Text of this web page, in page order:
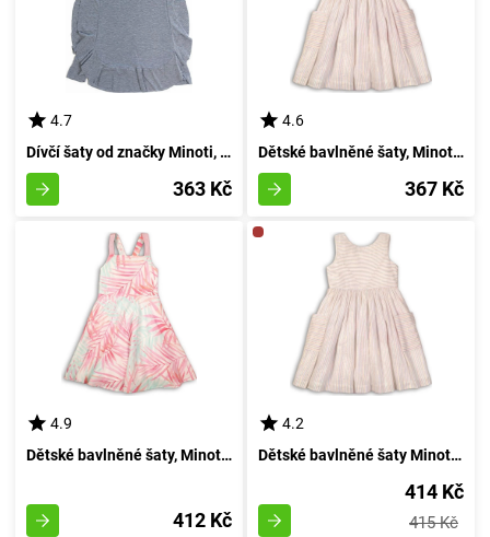
4.7
Dívčí šaty od značky Minoti, model Wilderness 4, barva šedá - velikost 152/158 | pro věk 12/13 let
363 Kč
4.6
Dětské bavlněné šaty, Minoti, Island 3, bílé barvy - velikost 98/104 | pro věk 3-4 let
367 Kč
4.9
Dětské bavlněné šaty, Minoti, Island 5, pro dívku - velikost 152/158 | věk 12/13 let
412 Kč
4.2
Dětské bavlněné šaty Minoti, Island 3, barva bílá - velikost 152/158 | pro věk 12/13 let
414 Kč
415 Kč